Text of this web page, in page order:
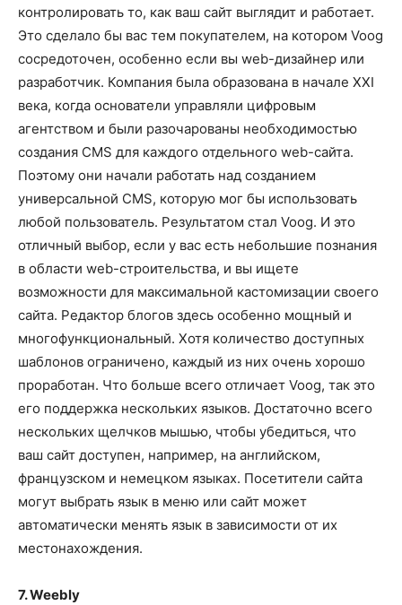
контролировать то, как ваш сайт выглядит и работает.
Это сделало бы вас тем покупателем, на котором Voog
сосредоточен, особенно если вы web-дизайнер или
разработчик. Компания была образована в начале XXI
века, когда основатели управляли цифровым
агентством и были разочарованы необходимостью
создания CMS для каждого отдельного web-сайта.
Поэтому они начали работать над созданием
универсальной CMS, которую мог бы использовать
любой пользователь. Результатом стал Voog. И это
отличный выбор, если у вас есть небольшие познания
в области web-строительства, и вы ищете
возможности для максимальной кастомизации своего
сайта. Редактор блогов здесь особенно мощный и
многофункциональный. Хотя количество доступных
шаблонов ограничено, каждый из них очень хорошо
проработан. Что больше всего отличает Voog, так это
его поддержка нескольких языков. Достаточно всего
нескольких щелчков мышью, чтобы убедиться, что
ваш сайт доступен, например, на английском,
французском и немецком языках. Посетители сайта
могут выбрать язык в меню или сайт может
автоматически менять язык в зависимости от их
местонахождения.
7. Weebly